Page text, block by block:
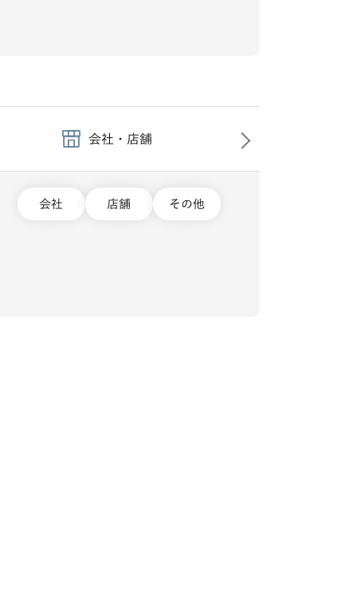
会社・店舗
会社 店舗 その他